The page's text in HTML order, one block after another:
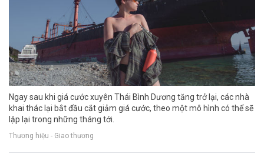
Ngay sau khi giá cước xuyên Thái Bình Dương tăng trở lại, các nhà
khai thác lại bắt đầu cắt giảm giá cước, theo một mô hình có thể sẽ
lặp lại trong những tháng tới.
Thương hiệu - Giao thương